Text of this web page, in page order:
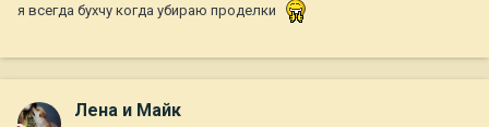
я всегда бухчу когда убираю проделки
Лена и Майк